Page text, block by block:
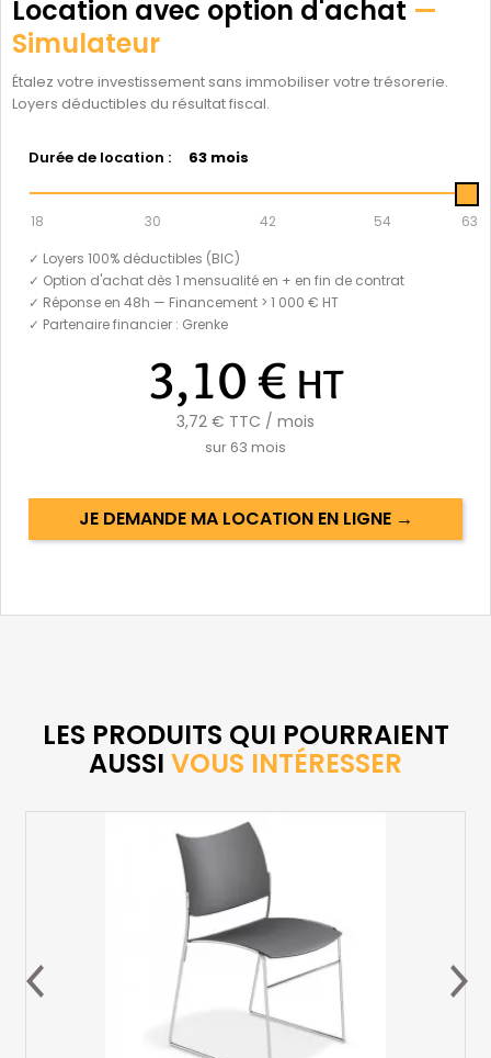
Location avec option d'achat —
Simulateur
Étalez votre investissement sans immobiliser votre trésorerie.
Loyers déductibles du résultat fiscal.
Durée de location : 63 mois
18 30 42 54
63
✓ Loyers 100% déductibles (BIC)
✓ Option d'achat dès 1 mensualité en + en fin de contrat
✓ Réponse en 48h — Financement > 1 000 € HT
✓ Partenaire financier : Grenke
3,10 € HT
3,72 € TTC / mois
sur 63 mois
JE DEMANDE MA LOCATION EN LIGNE →
LES PRODUITS QUI POURRAIENT
AUSSI VOUS INTÉRESSER